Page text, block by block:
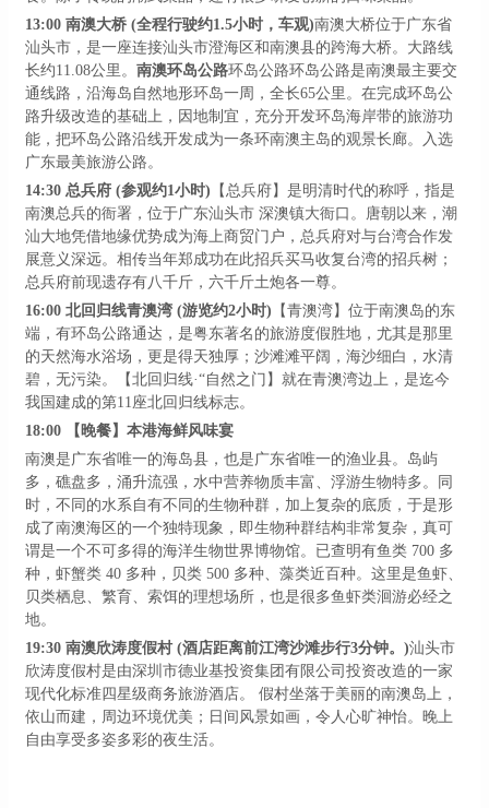
13:00 南澳大桥 (全程行驶约1.5小时，车观)南澳大桥位于广东省
汕头市，是一座连接汕头市澄海区和南澳县的跨海大桥。大路线
长约11.08公里。 南澳环岛公路环岛公路环岛公路是南澳最主要交
通线路，沿海岛自然地形环岛一周，全长65公里。在完成环岛公
路升级改造的基础上，因地制宜，充分开发环岛海岸带的旅游功
能，把环岛公路沿线开发成为一条环南澳主岛的观景长廊。入选
广东最美旅游公路。
14:30 总兵府 (参观约1小时) 【总兵府】是明清时代的称呼，指是
南澳总兵的衙署，位于广东汕头市 深澳镇大衙口。唐朝以来，潮
汕大地凭借地缘优势成为海上商贸门户，总兵府对与台湾合作发
展意义深远。相传当年郑成功在此招兵买马收复台湾的招兵树；
总兵府前现遗存有八千斤，六千斤土炮各一尊。
16:00 北回归线青澳湾 (游览约2小时) 【青澳湾】位于南澳岛的东
端，有环岛公路通达，是粤东著名的旅游度假胜地，尤其是那里
的天然海水浴场，更是得天独厚；沙滩滩平阔，海沙细白，水清
碧，无污染。
【北回归线·“自然之门】就在青澳湾边上，是迄今
我国建成的第11座北回归线标志。
18:00
【晚餐】本港海鲜风味宴
南澳是广东省唯一的海岛县，也是广东省唯一的渔业县。岛屿
多，礁盘多，涌升流强，水中营养物质丰富、浮游生物特多。同
时，不同的水系自有不同的生物种群，加上复杂的底质，于是形
成了南澳海区的一个独特现象，即生物种群结构非常复杂，真可
谓是一个不可多得的海洋生物世界博物馆。已查明有鱼类 700 多
种，虾蟹类 40 多种，贝类 500 多种、藻类近百种。这里是鱼虾、
贝类栖息、繁育、索饵的理想场所，也是很多鱼虾类洄游必经之
地。
19:30 南澳欣涛度假村(酒店距离前江湾沙滩步行3分钟。)汕头市
欣涛度假村是由深圳市德业基投资集团有限公司投资改造的一家
现代化标准四星级商务旅游酒店。
假村坐落于美丽的南澳岛上，
依山而建，周边环境优美；日间风景如画，令人心旷神怡。晚上
自由享受多姿多彩的夜生活。